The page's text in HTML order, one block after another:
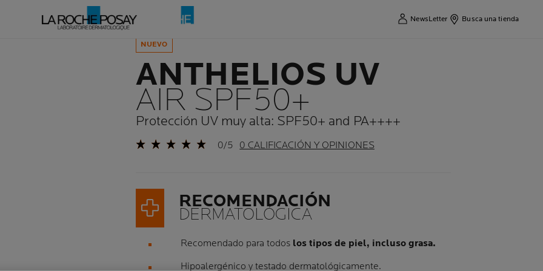
NewsLetter Busca una tienda
NUEVO
ANTHELIOS UV
AIR SPF50+
Protección UV muy alta: SPF50+ and PA++++
0/5 0 CALIFICACIÓN Y OPINIONES
RECOMENDACIÓN
DERMATOLÓGICA
Recomendado para todos los tipos de piel, incluso grasa.
Hipoalergénico y testado dermatológicamente.